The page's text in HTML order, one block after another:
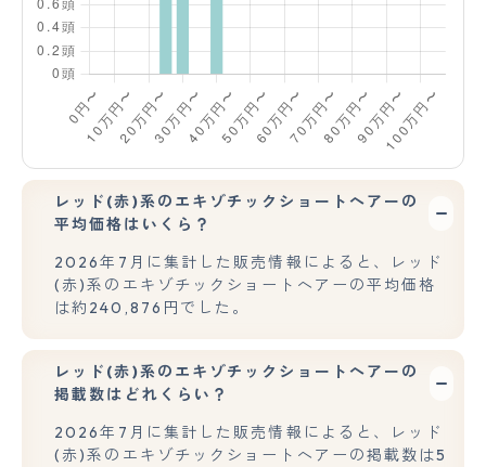
レッド(赤)系のエキゾチックショートヘアーの
平均価格はいくら？
2026年7月に集計した販売情報によると、レッド
(赤)系のエキゾチックショートヘアーの平均価格
は約240,876円でした。
レッド(赤)系のエキゾチックショートヘアーの
掲載数はどれくらい？
2026年7月に集計した販売情報によると、レッド
(赤)系のエキゾチックショートヘアーの掲載数は5